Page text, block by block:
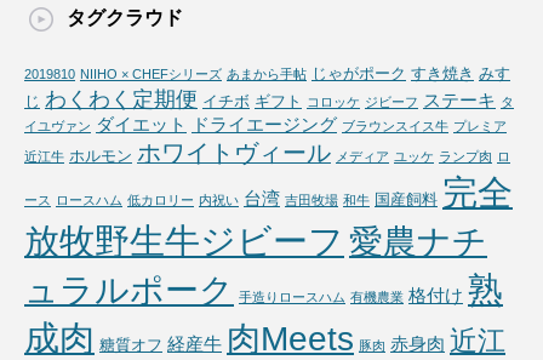
タグクラウド
2019810 NIIHO × CHEFシリーズ あまから手帖 じゃがポーク すき焼き みす
じ わくわく定期便 イチボ ギフト コロッケ ジビーフ ステーキ タ
イユヴァン ダイエット ドライエージング ブラウンスイス牛 プレミア
近江牛 ホルモン ホワイトヴィール メディア ユッケ ランプ肉 ロ
ース ロースハム 低カロリー 内祝い 台湾 吉田牧場 和牛 国産飼料 完全
放牧野生牛ジビーフ 愛農ナチ
ュラルポーク
手造りロースハム 有機農業 格付け 熟
成肉 糖質オフ 経産牛 肉Meets 豚肉 赤身肉 近江